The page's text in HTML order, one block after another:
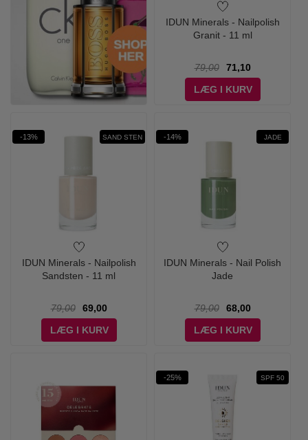
IDUN Minerals - Nailpolish
Granit - 11 ml
79,00
71,10
LÆG I KURV
-13% SAND STEN
IDUN Minerals - Nailpolish
Sandsten - 11 ml
79,00
69,00
LÆG I KURV
-14% JADE
IDUN Minerals - Nail Polish
Jade
79,00
68,00
LÆG I KURV
-25% SPF 50